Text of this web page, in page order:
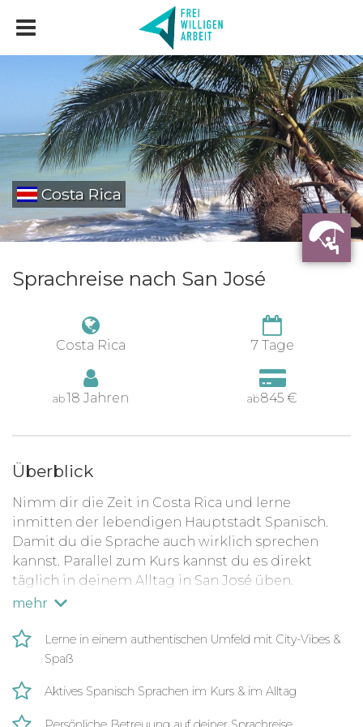
Costa Rica
Sprachreise nach San José
Costa Rica 7 Tage
ab18 Jahren ab845 €
Überblick
Nimm dir die Zeit in Costa Rica und lerne
inmitten der lebendigen Hauptstadt Spanisch.
Damit du die Sprache auch wirklich sprechen
kannst. Parallel zum Kurs kannst du es direkt
täglich in deinem Alltag in San José üben.
Von Montag bis Freitag wirst du persönlich auf
deinem Lernweg unterstützt. Du erhältst in
kleinen Kursen vier Stunden Unterricht pro Tag.
professionellen Sprachstunden, nur 15 effektive
Stunden. Auf alle Fälle schaffen die Lehrer eine
mehr
Lerne in einem authentischen Umfeld mit City-Vibes &
Spaß
Aktives Spanisch Sprachen im Kurs & im Alltag